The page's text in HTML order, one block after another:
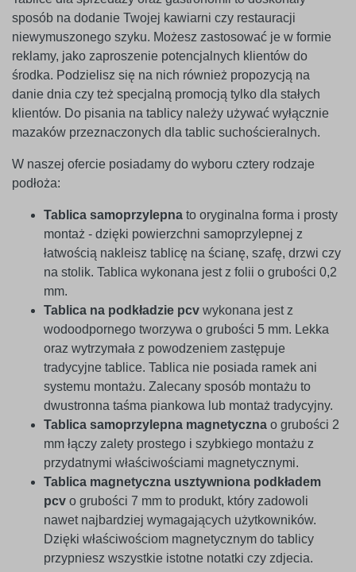
sposób na dodanie Twojej kawiarni czy restauracji
niewymuszonego szyku. Możesz zastosować je w formie
reklamy, jako zaproszenie potencjalnych klientów do
środka. Podzielisz się na nich również propozycją na
danie dnia czy też specjalną promocją tylko dla stałych
klientów. Do pisania na tablicy należy używać wyłącznie
mazaków przeznaczonych dla tablic suchościeralnych.
W naszej ofercie posiadamy do wyboru cztery rodzaje
podłoża:
Tablica samoprzylepna to oryginalna forma i prosty
montaż - dzięki powierzchni samoprzylepnej z
łatwością nakleisz tablicę na ścianę, szafę, drzwi czy
na stolik. Tablica wykonana jest z folii o grubości 0,2
mm.
Tablica na podkładzie pcv wykonana jest z
wodoodpornego tworzywa o grubości 5 mm. Lekka
oraz wytrzymała z powodzeniem zastępuje
tradycyjne tablice. Tablica nie posiada ramek ani
systemu montażu. Zalecany sposób montażu to
dwustronna taśma piankowa lub montaż tradycyjny.
Tablica samoprzylepna magnetyczna o grubości 2
mm łączy zalety prostego i szybkiego montażu z
przydatnymi właściwościami magnetycznymi.
Tablica magnetyczna usztywniona podkładem
pcv o grubości 7 mm to produkt, który zadowoli
nawet najbardziej wymagających użytkowników.
Dzięki właściwościom magnetycznym do tablicy
przypniesz wszystkie istotne notatki czy zdjecia.